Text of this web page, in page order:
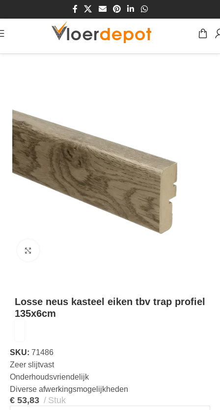
Traprenovatie MDF/HDF Traprenovaties
Losse neus kasteel eiken tbv trap profiel
135x6cm
SKU: 71486
Zeer slijtvast
Onderhoudsvriendelijk
Diverse afwerkingsmogelijkheden
€ 53,83 Stuk